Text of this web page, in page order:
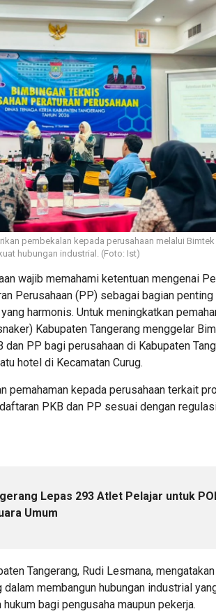
pembekalan kepada perusahaan melalui Bimtek
hubungan industrial. (Foto: Ist)
wajib memahami ketentuan mengenai
Perusahaan (PP) sebagai bagian penting
harmonis. Untuk meningkatkan
Kabupaten Tangerang menggelar
PP bagi perusahaan di Kabupaten
hotel di Kecamatan Curug.
pemahaman kepada perusahaan terkait
PKB dan PP sesuai dengan
Lepas 293 Atlet Pelajar untuk
Umum
Tangerang, Rudi Lesmana,
membangun hubungan industrial
bagi pengusaha maupun pekerja.